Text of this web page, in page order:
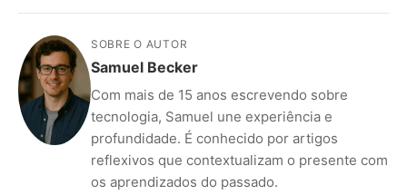
SOBRE O AUTOR
Samuel Becker
Com mais de 15 anos escrevendo sobre
tecnologia, Samuel une experiência e
profundidade. É conhecido por artigos
reflexivos que contextualizam o presente com
os aprendizados do passado.